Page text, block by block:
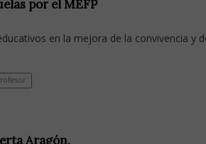
por el MEFP
en la mejora de la convivencia y
Aragón.